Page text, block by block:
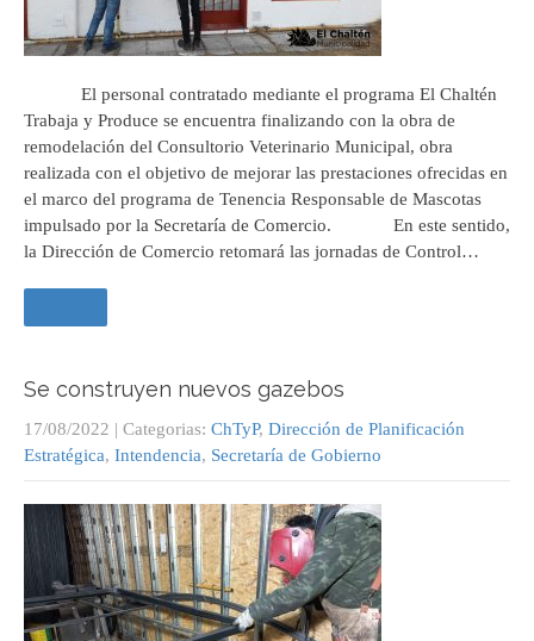
El personal contratado mediante el programa El Chaltén
Trabaja y Produce se encuentra finalizando con la obra de
remodelación del Consultorio Veterinario Municipal, obra
realizada con el objetivo de mejorar las prestaciones ofrecidas en
el marco del programa de Tenencia Responsable de Mascotas
impulsado por la Secretaría de Comercio. En este sentido,
la Dirección de Comercio retomará las jornadas de Control…
Se construyen nuevos gazebos
17/08/2022 | Categorias: ChTyP, Dirección de Planificación
Estratégica, Intendencia, Secretaría de Gobierno